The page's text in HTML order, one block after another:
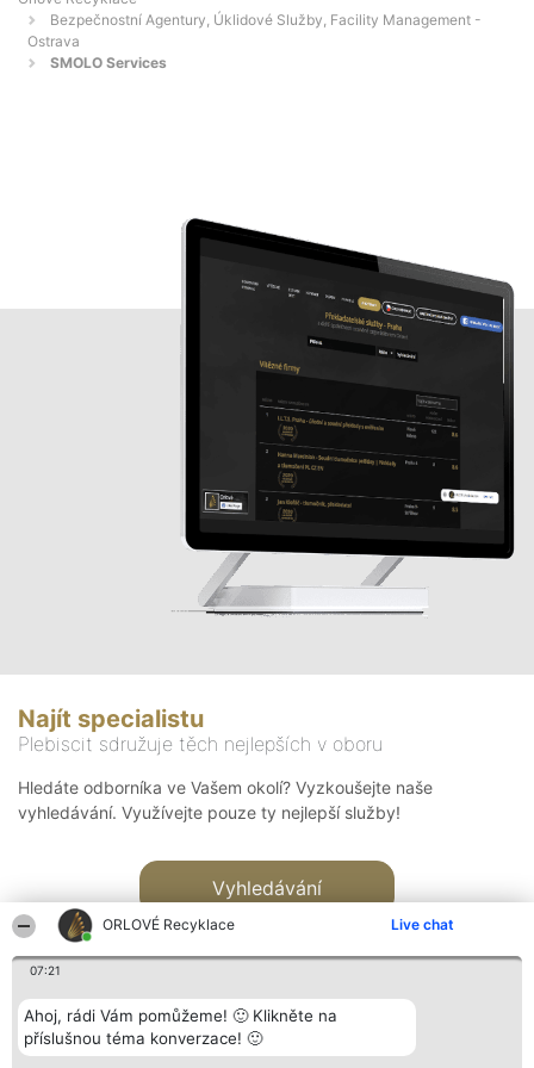
ORLOVÉ Recyklace Live chat
07:21
Ahoj, rádi Vám pomůžeme! 🙂 Klikněte na
příslušnou téma konverzace! 🙂
Bezpečnostní Agentury, Úklidové Služby, Facility Management -
Ostrava
SMOLO Services
Najít specialistu
Plebiscit sdružuje těch nejlepších v oboru
Hledáte odborníka ve Vašem okolí? Vyzkoušejte naše
vyhledávání. Využívejte pouze ty nejlepší služby!
Vyhledávání